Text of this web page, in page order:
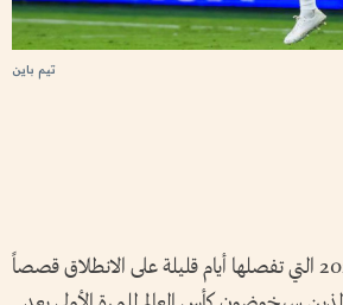
تيم باين
تحمل نسخة مونديال 2026 التي تفصلها أيام قليلة على الانطلاق قصصاً